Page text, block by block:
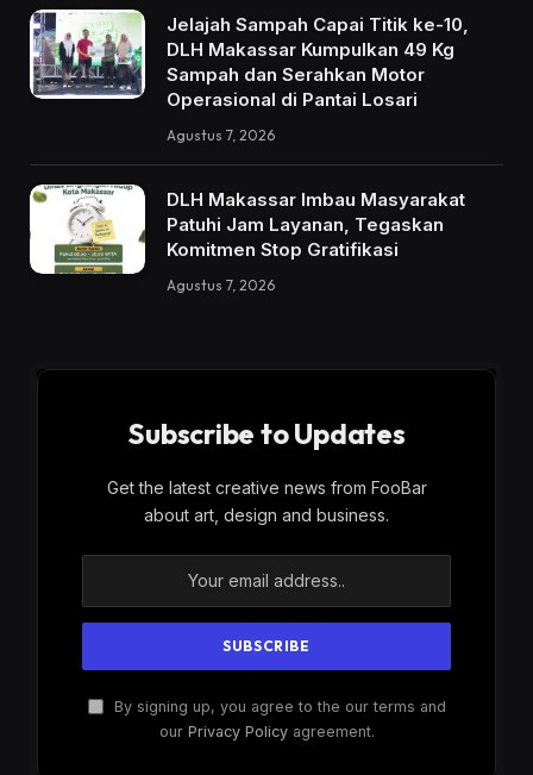
Jelajah Sampah Capai Titik ke-10,
DLH Makassar Kumpulkan 49 Kg
Sampah dan Serahkan Motor
Operasional di Pantai Losari
Agustus 7, 2026
DLH Makassar Imbau Masyarakat
Patuhi Jam Layanan, Tegaskan
Komitmen Stop Gratifikasi
Agustus 7, 2026
Subscribe to Updates
Get the latest creative news from FooBar
about art, design and business.
By signing up, you agree to the our terms and
our Privacy Policyagreement.